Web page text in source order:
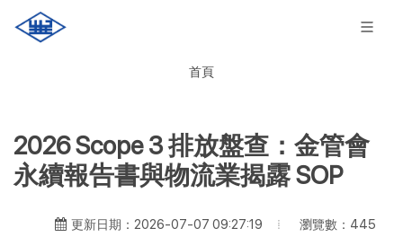
首頁
2026 Scope 3 排放盤查：金管會
永續報告書與物流業揭露 SOP
更新日期：2026-07-07 09:27:19 瀏覽數：445